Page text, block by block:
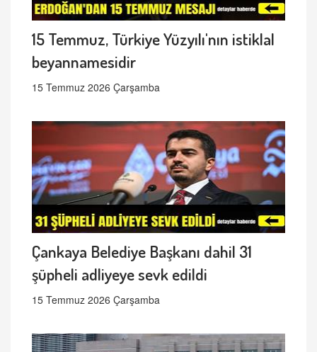
15 Temmuz, Türkiye Yüzyılı'nın istiklal
beyannamesidir
15 Temmuz 2026 Çarşamba
Çankaya Belediye Başkanı dahil 31
şüpheli adliyeye sevk edildi
15 Temmuz 2026 Çarşamba